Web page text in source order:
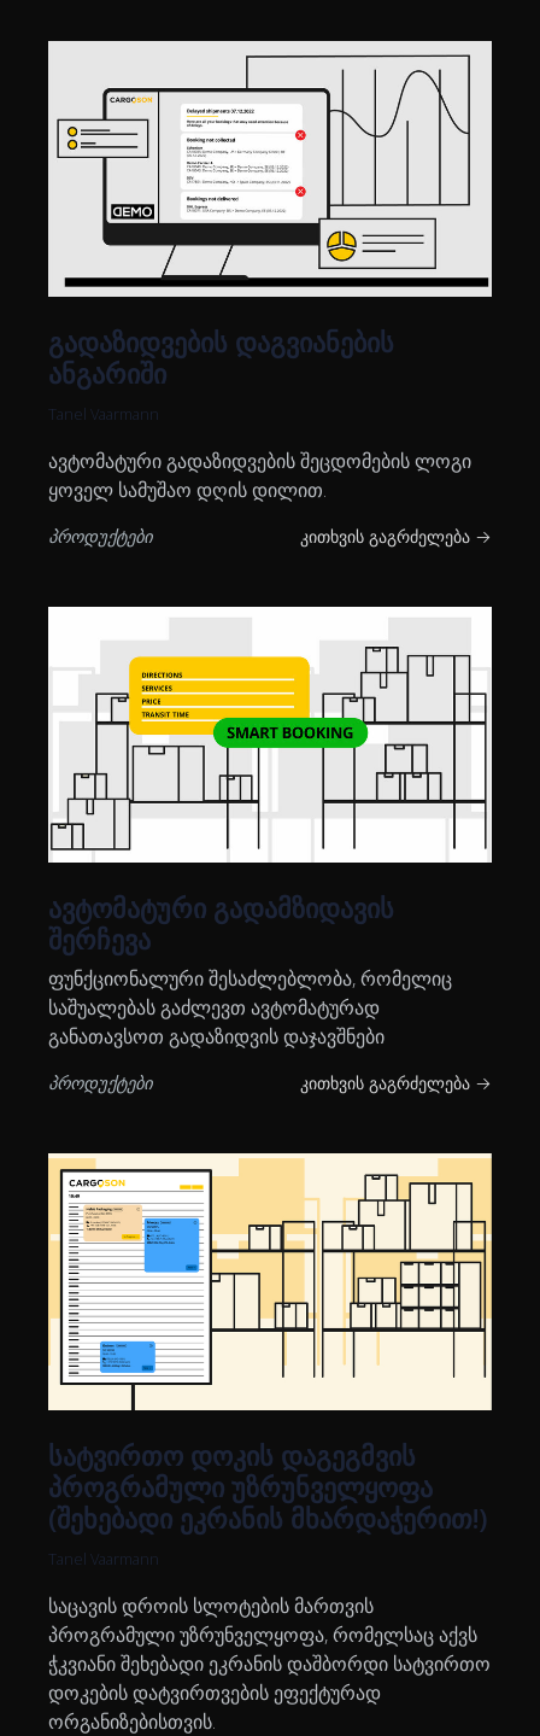
გადაზიდვების დაგვიანების
ანგარიში
Tanel Vaarmann
ავტომატური გადაზიდვების შეცდომების ლოგი
ყოველ სამუშაო დღის დილით.
პროდუქტები კითხვის გაგრძელება →
ავტომატური გადამზიდავის
შერჩევა
ფუნქციონალური შესაძლებლობა, რომელიც
საშუალებას გაძლევთ ავტომატურად
განათავსოთ გადაზიდვის დაჯავშნები
პროდუქტები კითხვის გაგრძელება →
სატვირთო დოკის დაგეგმვის
პროგრამული უზრუნველყოფა
(შეხებადი ეკრანის მხარდაჭერით!)
Tanel Vaarmann
საცავის დროის სლოტების მართვის
პროგრამული უზრუნველყოფა, რომელსაც აქვს
ჭკვიანი შეხებადი ეკრანის დაშბორდი სატვირთო
დოკების დატვირთვების ეფექტურად
ორგანიზებისთვის.